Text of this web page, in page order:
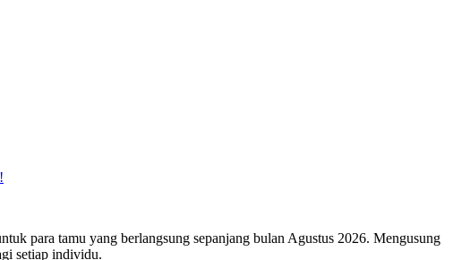
para tamu yang berlangsung sepanjang bulan Agustus 2026. Mengusung
setiap individu.